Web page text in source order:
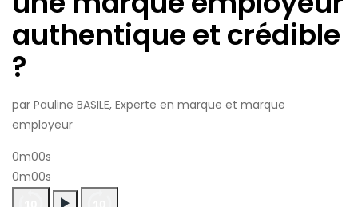
authentique et crédible
?
par Pauline BASILE, Experte en marque et marque
employeur
0m00s
0m00s